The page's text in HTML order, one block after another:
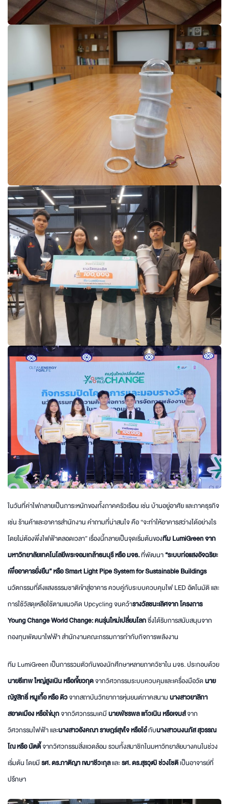
ในวันที่ค่าไฟกลายเป็นภาระหนักของทั้งภาคครัวเรือน เช่น บ้านอยู่อาศัย และภาคธุรกิจ
เช่น ร้านค้าและอาคารสำนักงาน คำถามที่น่าสนใจ คือ “จะทำให้อาคารสว่างได้อย่างไร
โดยไม่ต้องพึ่งไฟฟ้าตลอดเวลา” เรื่องนี้กลายเป็นจุดเริ่มต้นของทีมLumiGreen จาก
มหาวิทยาลัยเทคโนโลยีพระจอมเกล้าธนบุรี หรือ มจธ.ที่พัฒนา“ระบบท่อแสงอัจฉริยะ
เพื่ออาคารยั่งยืน” หรือ Smart Light Pipe System for Sustainable Buildings
นวัตกรรมที่ดึงแสงธรรมชาติเข้าสู่อาคาร ควบคู่กับระบบควบคุมไฟ LED อัตโนมัติ และ
การใช้วัสดุเหลือใช้ตามแนวคิด Upcycling จนคว้ารางวัลชนะเลิศจาก โครงการ
Young Change World Change: คนรุ่นใหม่เปลี่ยนโลกซึ่งได้รับการสนับสนุนจาก
กองทุนพัฒนาไฟฟ้า สำนักงานคณะกรรมการกำกับกิจการพลังงาน
ทีม LumiGreen เป็นการรวมตัวกันของนักศึกษาหลายภาควิชาใน มจธ. ประกอบด้วย
นายธีเทพ ใหญ่สูงเนิน หรือเขี้ยวกุดจากวิศวกรรมระบบควบคุมและเครื่องมือวัดนาย
ณัฐสิทธิ์ หนูเกื้อ หรือ ดิวจากสถาบันวิทยาการหุ่นยนต์ภาคสนามนางสาวยาลิกา
สอาดเมือง หรือไข่มุกจากวิศวกรรมเคมีนายพัชรพล แก้วเนิน หรือเจมส์จาก
วิศวกรรมไฟฟ้า และนางสาวอังคณา ราษฎร์สุขใจ หรือโอ๋กับนางสาวนงนภัส สุวรรณ
โณ หรือ นัตตี้จากวิศวกรรมสิ่งแวดล้อม รวมทั้งสมาชิกในมหาวิทยาลัยบางคนในช่วง
เริ่มต้น โดยมีรศ. ดร.ภาติญา เขมาชีวะกุลและรศ. ดร.สุรวุฒิ ช่วงโชติเป็นอาจารย์ที่
ปรึกษา